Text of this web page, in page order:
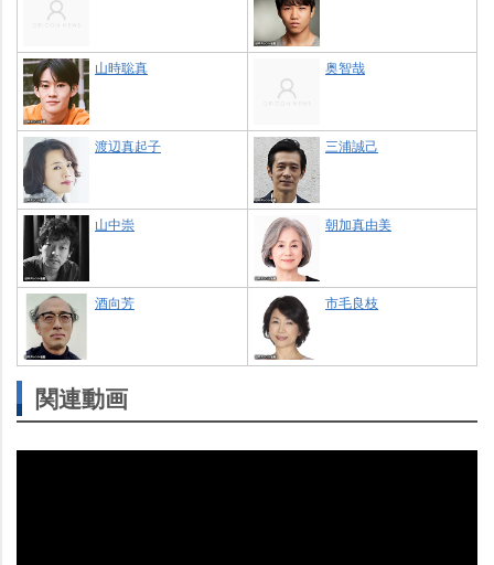
山時聡真 奥智哉
渡辺真起子 三浦誠己
山中崇 朝加真由美
酒向芳 市毛良枝
関連動画